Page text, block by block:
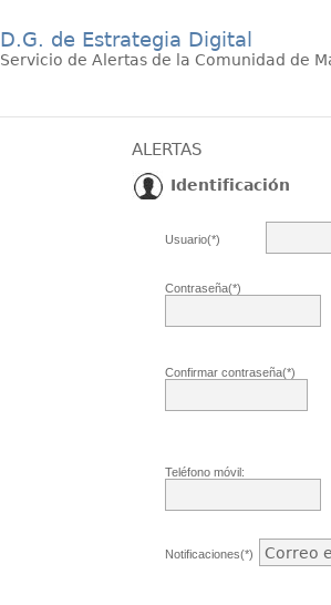
D.G. de Estrategia Digital
Servicio de Alertas de la Comunidad de
ALERTAS
Identificación
Usuario(*)
Contraseña(*)
Confirmar contraseña(*)
Teléfono móvil:
Notificaciones(*)